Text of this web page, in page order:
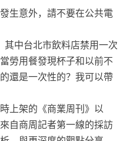
生意外，請不要在公共電
其中台北市飲料店禁用一次
勞用餐發現杯子和以前不
還是一次性的？我可以帶
上架的《商業周刊》以
自商周記者第一線的採訪